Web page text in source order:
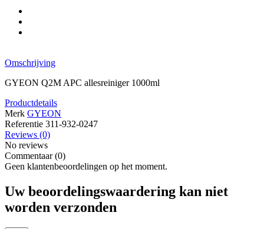
Omschrijving
GYEON Q2M APC allesreiniger 1000ml
Productdetails
Merk GYEON
Referentie 311-932-0247
Reviews (0)
No reviews
Commentaar (0)
Geen klantenbeoordelingen op het moment.
Uw beoordelingswaardering kan niet
worden verzonden